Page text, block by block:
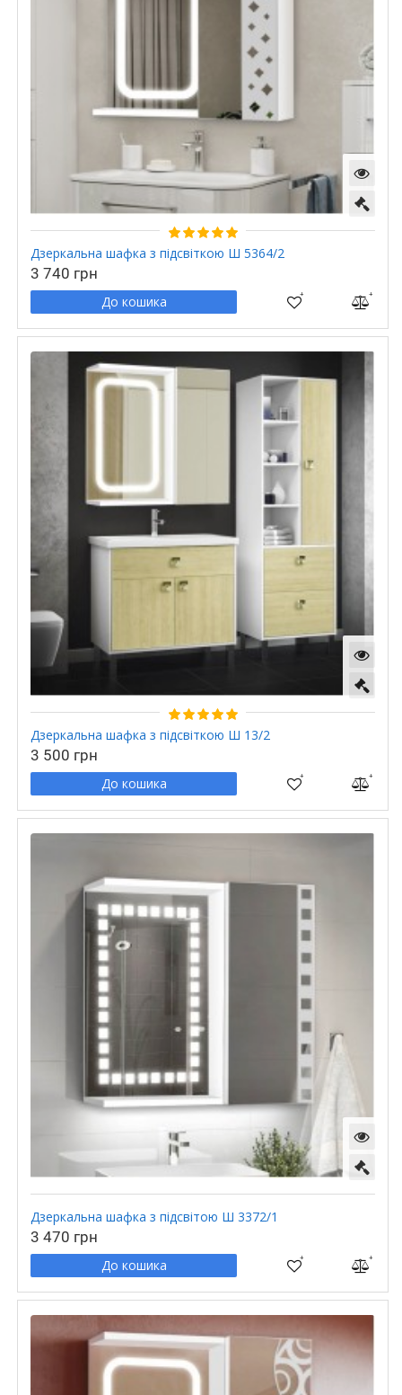
Дзеркальна шафка з підсвіткою Ш 5364/2
3 740 грн
До кошика
Дзеркальна шафка з підсвіткою Ш 13/2
3 500 грн
До кошика
Дзеркальна шафка з підсвітою Ш 3372/1
3 470 грн
До кошика